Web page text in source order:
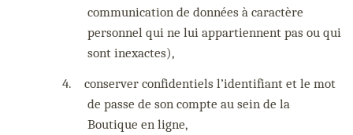
communication de données à caractère
personnel qui ne lui appartiennent pas ou qui
sont inexactes),
4.
conserver confidentiels l’identifiant et le mot
de passe de son compte au sein de la
Boutique en ligne,